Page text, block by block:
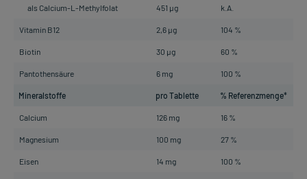
als Calcium-L-Methylfolat 451 µg k.A.
Vitamin B12 2,6 µg 104 %
Biotin 30 µg 60 %
Pantothensäure 6 mg 100 %
Mineralstoffe pro Tablette % Referenzmenge*
Calcium 126 mg 16 %
Magnesium 100 mg 27 %
Eisen 14 mg 100 %